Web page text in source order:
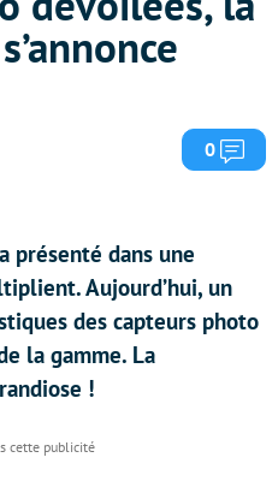
0
présenté dans une
Aujourd’hui, un
des capteurs photo
la gamme. La
!